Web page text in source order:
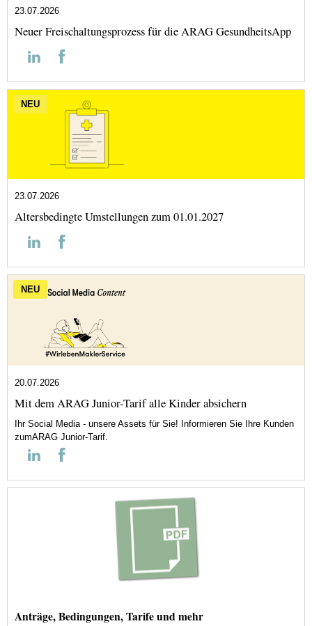
23.07.2026
Neuer Freischaltungsprozess für die ARAG GesundheitsApp
NEU
23.07.2026
Altersbedingte Umstellungen zum 01.01.2027
NEU
20.07.2026
Mit dem ARAG Junior-Tarif alle Kinder absichern
Ihr Social Media - unsere Assets für Sie! Informieren Sie Ihre Kunden
zumARAG Junior-Tarif.
Anträge, Bedingungen, Tarife und mehr